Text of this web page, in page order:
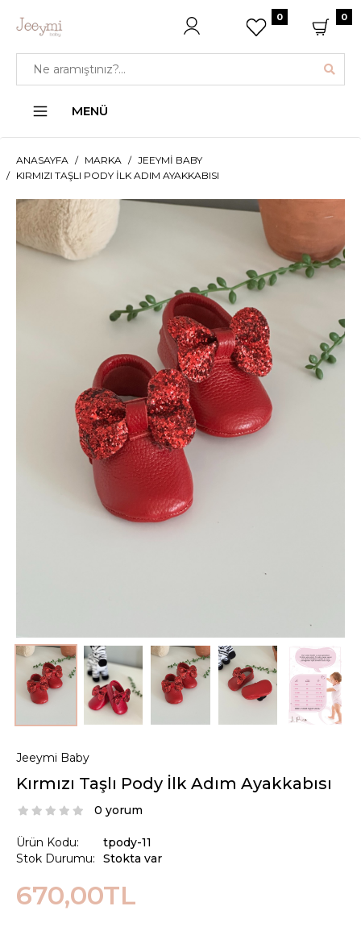
0 0
MENÜ
ANASAYFA MARKA
JEEYMI BABY
KIRMIZI TAŞLI PODY İLK ADIM AYAKKABISI
Jeeymi Baby
Kırmızı Taşlı Pody İlk Adım Ayakkabısı
0 yorum
Ürün Kodu:
Stok Durumu:
tpody-11
Stokta var
670,00TL